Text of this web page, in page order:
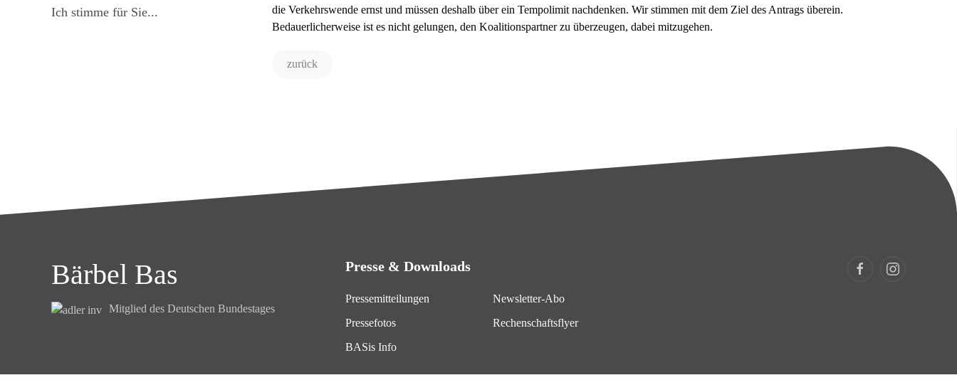
Ich stimme für Sie...
die Verkehrswende ernst und müssen deshalb über ein Tempolimit nachdenken. Wir stimmen mit dem Ziel des Antrags überein.
Bedauerlicherweise ist es nicht gelungen, den Koalitionspartner zu überzeugen, dabei mitzugehen.
zurück
Bärbel Bas
Mitglied des Deutschen Bundestages
Presse & Downloads
Pressemitteilungen
Pressefotos
BASis Info
Newsletter-Abo
Rechenschaftsflyer